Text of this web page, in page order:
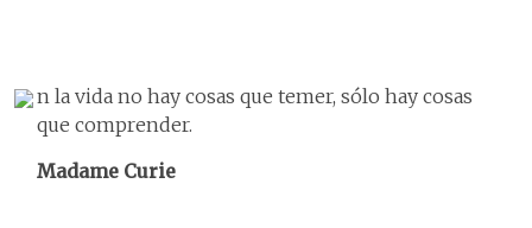
n la vida no hay cosas que temer, sólo hay cosas
que comprender.
Madame Curie